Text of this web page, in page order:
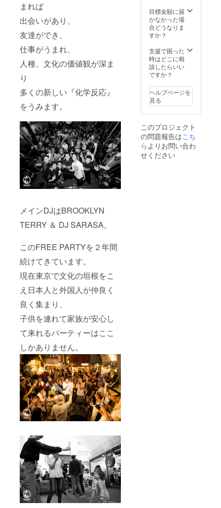
まれば
出会いがあり、
友達ができ、
仕事がうまれ、
人種、文化の価値観が深ま
り
多くの新しい『化学反応』
をうみます。
メインDJはBROOKLYN
TERRY ＆ DJ SARASA。
このFREE PARTYを２年間
続けてきています。
現在東京で文化の垣根をこ
え日本人と外国人が仲良く
良く集まり、
子供を連れて家族が安心し
て来れるパーティーはここ
しかありません。
目標金額に届
かなかった場
合どうなりま
すか？
支援で困った
時はどこに相
談したらいい
ですか？
ヘルプページを
見る
このプロジェクト
の問題報告はこち
ら よりお問い合わ
せください